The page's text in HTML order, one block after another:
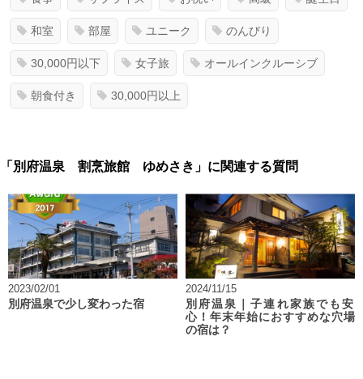
和室 部屋 ユニーク のんびり
30,000円以下 女子旅 オールインクルーシブ
朝食付き 30,000円以上
「別府温泉 割烹旅館 ゆめさき」に関連する質問
2023/02/01
別府温泉で少し変わった宿
2024/11/15
別府温泉｜子連れ家族でも安
心！年末年始におすすめな穴場
の宿は？